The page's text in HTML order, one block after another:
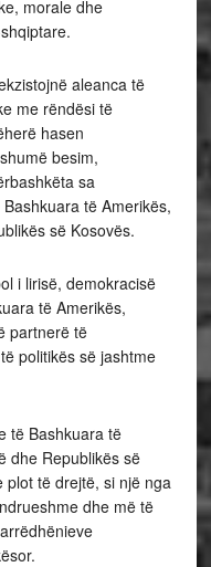
morale dhe
aleanca të
me rëndësi të
hasen
besim,
sa
të Amerikës,
së Kosovës.
i lirisë, demokracisë
të Amerikës,
partnerë të
politikës së jashtme
të Bashkuara të
dhe Republikës së
plot të drejtë, si një nga
dhe më të